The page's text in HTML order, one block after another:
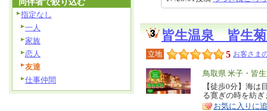
皆生温泉 皆生
立地 5 お客さま
エ
リ
ア
鳥取県 米子・皆
特
徴
【徒歩0分】海
る寛ぎの時を紡ぎ
お気に入りに
指定なし
一人
家族
恋人
友達
仕事仲間